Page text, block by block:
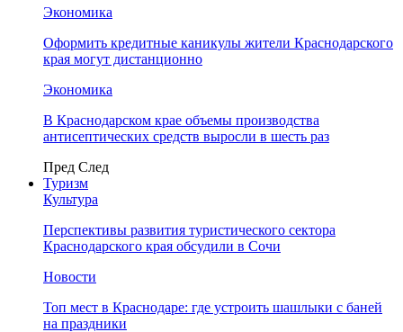
Экономика
Оформить кредитные каникулы жители Краснодарского
края могут дистанционно
Экономика
В Краснодарском крае объемы производства
антисептических средств выросли в шесть раз
Пред След
Туризм
Культура
Перспективы развития туристического сектора
Краснодарского края обсудили в Сочи
Новости
Топ мест в Краснодаре: где устроить шашлыки с баней
на праздники